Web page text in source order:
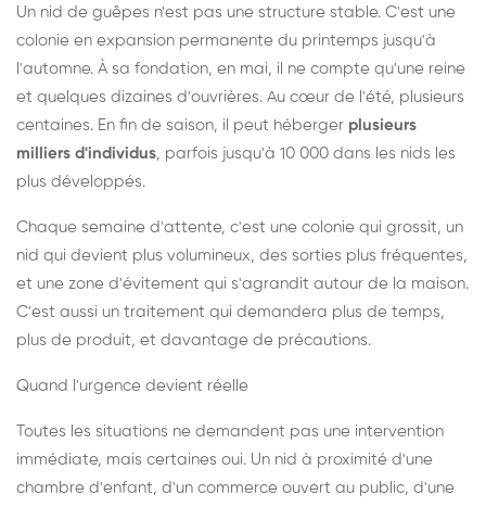
Un nid de guêpes n'est pas une structure stable. C'est une
colonie en expansion permanente du printemps jusqu'à
l'automne. À sa fondation, en mai, il ne compte qu'une reine
et quelques dizaines d'ouvrières. Au cœur de l'été, plusieurs
centaines. En fin de saison, il peut héberger plusieurs
milliers d'individus, parfois jusqu'à 10 000 dans les nids les
plus développés.
Chaque semaine d'attente, c'est une colonie qui grossit, un
nid qui devient plus volumineux, des sorties plus fréquentes,
et une zone d'évitement qui s'agrandit autour de la maison.
C'est aussi un traitement qui demandera plus de temps,
plus de produit, et davantage de précautions.
Quand l'urgence devient réelle
Toutes les situations ne demandent pas une intervention
immédiate, mais certaines oui. Un nid à proximité d'une
chambre d'enfant, d'un commerce ouvert au public, d'une